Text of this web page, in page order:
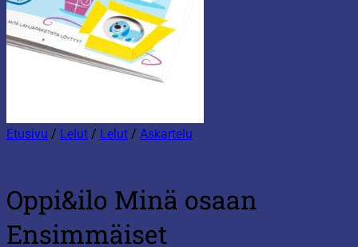
Etusivu / Lelut / Lelut / Askartelu
Oppi&ilo Minä osaan
Ensimmäiset